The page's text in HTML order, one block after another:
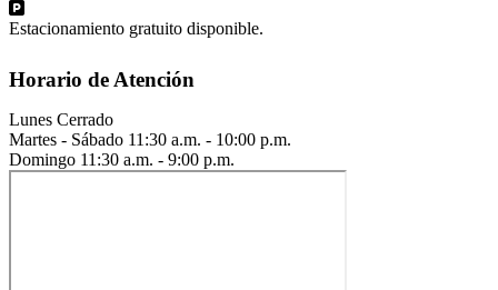
Estacionamiento gratuito disponible.
Horario de Atención
Lunes Cerrado
Martes - Sábado 11:30 a.m. - 10:00 p.m.
Domingo 11:30 a.m. - 9:00 p.m.